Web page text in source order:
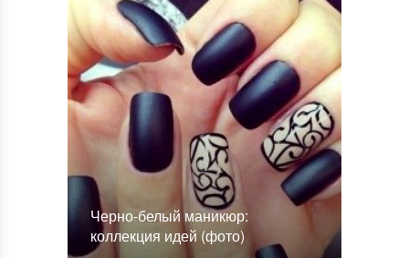
Черно-белый маникюр:
коллекция идей (фото)